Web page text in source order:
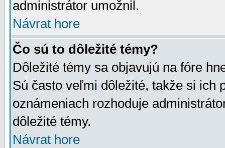
administrátor umožnil.
Návrat hore
Čo sú to dôležité témy?
Dôležité témy sa objavujú na fóre
Sú často veľmi dôležité, takže si ich
oznámeniach rozhoduje
dôležité témy.
Návrat hore